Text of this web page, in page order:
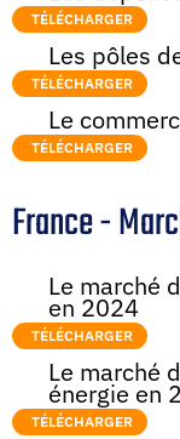
TÉLÉCHARGER
Les pôles
TÉLÉCHARGER
Le
TÉLÉCHARGER
France -
Le marché
en 2024
TÉLÉCHARGER
Le marché
énergie en
TÉLÉCHARGER